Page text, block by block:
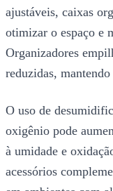
ajustáveis, caixas
otimizar o espaço e
Organizadores
reduzidas,
O uso de
oxigênio pode
à umidade e
acessórios